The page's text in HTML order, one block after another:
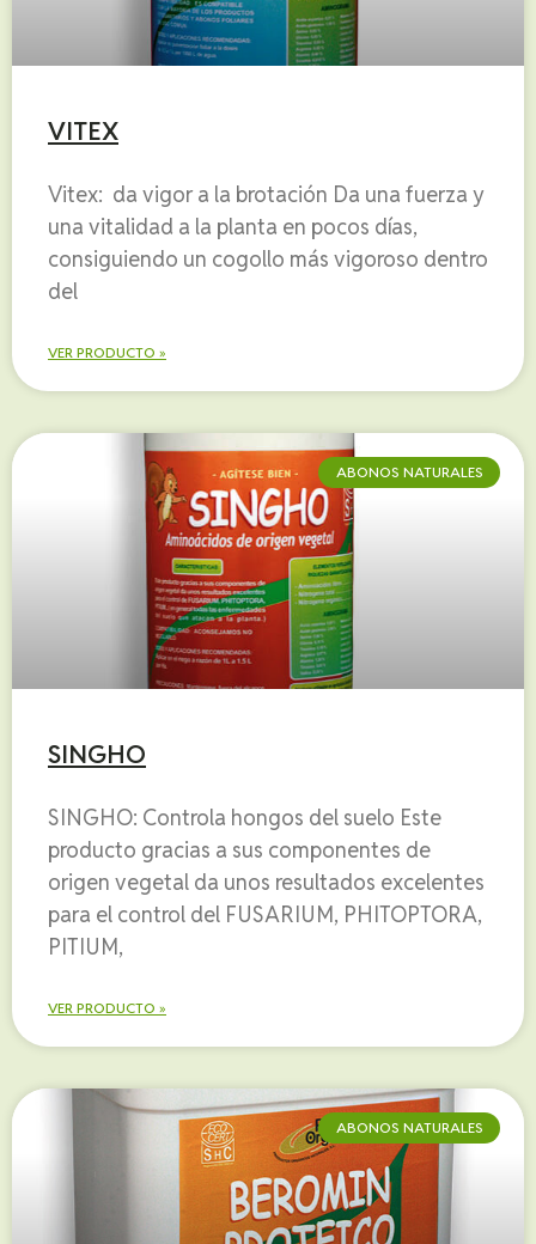
VITEX
Vitex: da vigor a la brotación Da una fuerza y
una vitalidad a la planta en pocos días,
consiguiendo un cogollo más vigoroso dentro
del
VER PRODUCTO »
ABONOS NATURALES
SINGHO
SINGHO: Controla hongos del suelo Este
producto gracias a sus componentes de
origen vegetal da unos resultados excelentes
para el control del FUSARIUM, PHITOPTORA,
PITIUM,
VER PRODUCTO »
ABONOS NATURALES